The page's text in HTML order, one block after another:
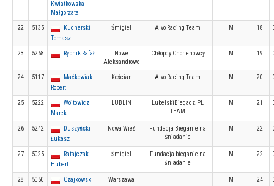
Kwiatkowska
Małgorzata
22 5135
Kucharski
Tomasz
Śmigiel Alvo Racing Team M 18
23 5268 Rybnik Rafał
Nowe
Aleksandrowo
Chłopcy Chortenowcy M 19
24 5117
Maćkowiak
Robert
Kościan Alvo Racing Team M 20
25 5222
Wójtowicz
Marek
LUBLIN
LubelskiBiegacz.PL
TEAM
M 21
26 5242
Duszyński
Łukasz
Nowa Wieś
Fundacja Bieganie na
Śniadanie
M 22
27 5025
Ratajczak
Hubert
Śmigiel
Fundacja bieganie na
śniadanie
M 22
28 5050
Czajkowski
Warszawa M 24